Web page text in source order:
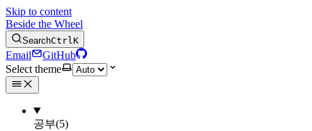
Skip to content
Beside the Wheel
SearchCtrlK
Email
GitHub
Select theme
공부(5)